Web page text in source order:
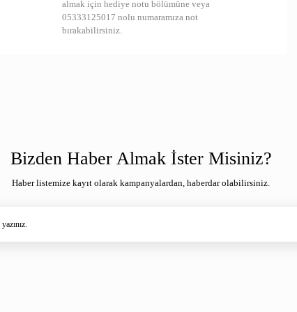
almak için hediye notu bölümüne veya
05333125017 nolu numaramıza not
bırakabilirsiniz.
Bizden Haber Almak İster Misiniz?
Haber listemize kayıt olarak kampanyalardan, haberdar olabilirsiniz.